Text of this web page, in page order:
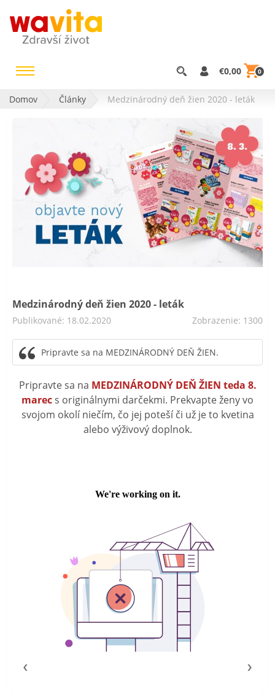
€0,00 0
Domov Články Medzinárodný deň žien 2020 - leták
Medzinárodný deň žien 2020 - leták
Publikované: 18.02.2020 Zobrazenie: 1300
Pripravte sa na MEDZINÁRODNÝ DEŇ ŽIEN.
Pripravte sa na MEDZINÁRODNÝ DEŇ ŽIEN teda 8.
marecs originálnymi darčekmi. Prekvapte ženy vo
svojom okolí niečím, čo jej poteší či už je to kvetina
alebo výživový doplnok.